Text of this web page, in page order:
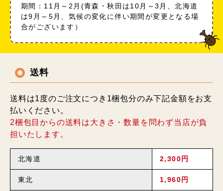
期間：11月～2月(青森・秋田は10月～3月、北海道
は9月～5月、気候の変化に伴い期間が変更となる場
合がございます）
送料
送料は1度のご注文につき1梱包分のみ下記金額をお支
払いください。
2梱包目からの送料は大きさ・数量を問わず当店が負
担いたします。
北海道 2,300円
東北 1,960円